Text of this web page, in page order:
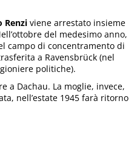
Renzi viene arrestato insieme
del medesimo anno,
campo di concentramento di
a Ravensbrück (nel
politiche).
a Dachau. La moglie, invece,
nell’estate 1945 farà ritorno